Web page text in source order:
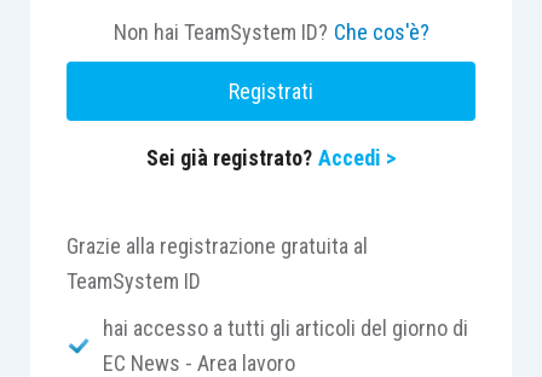
contrattualmente rilevanti o comunque anche di
portata extracontrattuale.
ti consiglia:
Non hai TeamSystem ID? Che cos'è?
Registrati
Sei già registrato? Accedi >
Grazie alla registrazione gratuita al
TeamSystem ID
hai accesso a tutti gli articoli del giorno di
EC News - Area lavoro